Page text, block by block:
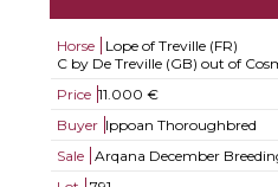
Horse
Lope of Treville (FR)
C by De Treville (GB) out of
Price 11.000 €
Buyer Ippoan Thoroughbred
Sale
Arqana December